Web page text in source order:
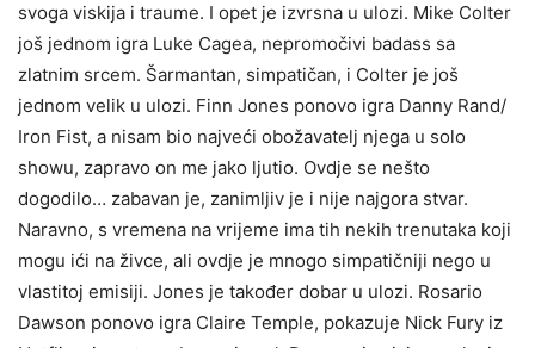
svoga viskija i traume. I opet je izvrsna u ulozi. Mike Colter
još jednom igra Luke Cagea, nepromočivi badass sa
zlatnim srcem. Šarmantan, simpatičan, i Colter je još
jednom velik u ulozi. Finn Jones ponovo igra Danny Rand/
Iron Fist, a nisam bio najveći obožavatelj njega u solo
showu, zapravo on me jako ljutio. Ovdje se nešto
dogodilo… zabavan je, zanimljiv je i nije najgora stvar.
Naravno, s vremena na vrijeme ima tih nekih trenutaka koji
mogu ići na živce, ali ovdje je mnogo simpatičniji nego u
vlastitoj emisiji. Jones je također dobar u ulozi. Rosario
Dawson ponovo igra Claire Temple, pokazuje Nick Fury iz